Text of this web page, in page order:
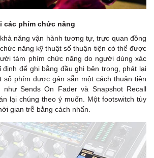
các phím chức năng
năng vận hành tương tự, trực quan đồng
năng kỹ thuật số thuận tiện có thể được
tám phím chức năng do người dùng xác
để ghi bằng đầu ghi bên trong, phát lại
số phím được gán sẵn một cách thuận tiện
Sends On Fader và Snapshot Recall
lại chúng theo ý muốn. Một footswitch tùy
gian trễ bằng cách nhấn.